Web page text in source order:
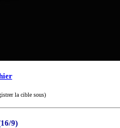
la cible sous)
9)